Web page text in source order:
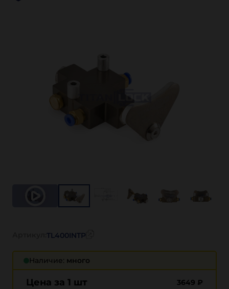
Наличие: много
Цена за 1 шт 3649 ₽
TL400INTP